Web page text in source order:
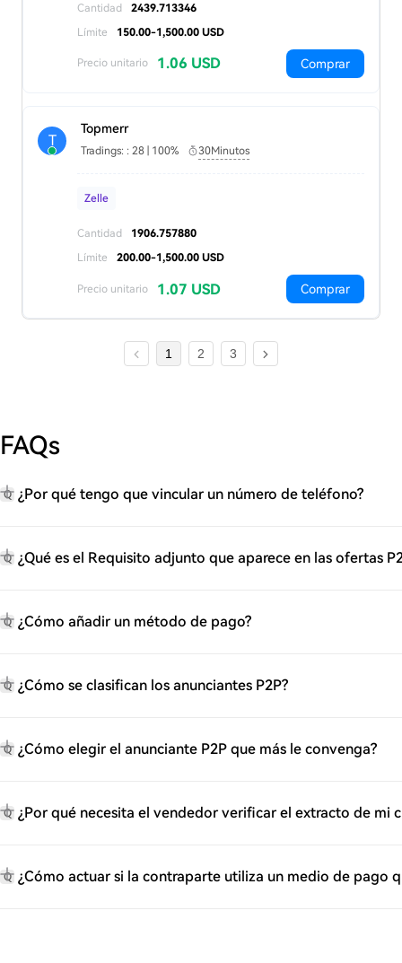
Cantidad
2439.713346
Límite
150.00-1,500.00 USD
Precio unitario 1.06 USD Comprar
T
Topmerr
Tradings: : 28 | 100% 30Minutos
Zelle
Cantidad
1906.757880
Límite
200.00-1,500.00 USD
Precio unitario 1.07 USD Comprar
1 2 3
FAQs
Q ¿Por qué tengo que vincular un número de teléfono?
Q ¿Qué es el Requisito adjunto que aparece en las ofertas
Q ¿Cómo añadir un método de pago?
Q ¿Cómo se clasifican los anunciantes P2P?
Q ¿Cómo elegir el anunciante P2P que más le convenga?
Q ¿Por qué necesita el vendedor verificar el extracto de mi
Q ¿Cómo actuar si la contraparte utiliza un medio de pago